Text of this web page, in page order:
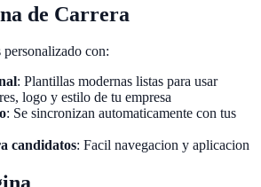
de Carrera
con:
: Plantillas modernas listas para usar
logo y estilo de tu empresa
: Se sincronizan automaticamente con tus
candidatos: Facil navegacion y aplicacion